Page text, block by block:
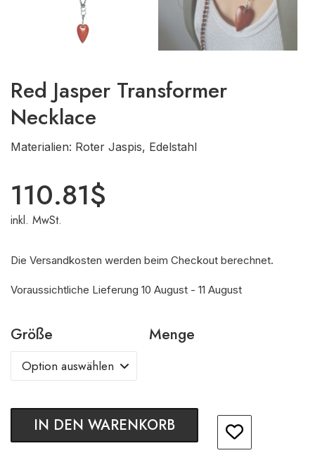
Red Jasper Transformer
Necklace
Materialien: Roter Jaspis, Edelstahl
110.81$
inkl. MwSt.
Die Versandkosten werden beim Checkout berechnet.
Voraussichtliche Lieferung 10 August - 11 August
Größe Menge
IN DEN WARENKORB